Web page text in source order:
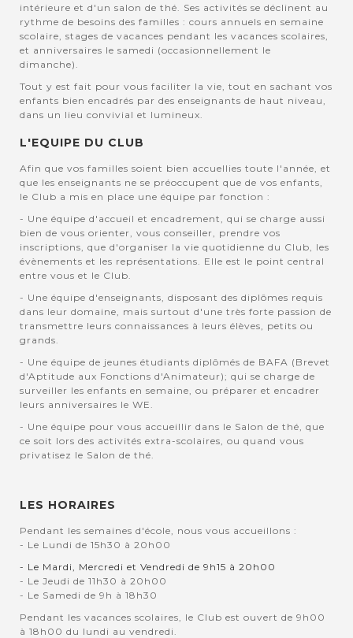
intérieure et d'un salon de thé. Ses activités se déclinent au
rythme de besoins des familles : cours annuels en semaine
scolaire, stages de vacances pendant les vacances scolaires,
et anniversaires le samedi (occasionnellement le
dimanche).
Tout y est fait pour vous faciliter la vie, tout en sachant vos
enfants bien encadrés par des enseignants de haut niveau,
dans un lieu convivial et lumineux.
L'EQUIPE DU CLUB
Afin que vos familles soient bien accuellies toute l'année, et
que les enseignants ne se préoccupent que de vos enfants,
le Club a mis en place une équipe par fonction :
- Une équipe d'accueil et encadrement, qui se charge aussi
bien de vous orienter, vous conseiller, prendre vos
inscriptions, que d'organiser la vie quotidienne du Club, les
évènements et les représentations. Elle est le point central
entre vous et le Club.
- Une équipe d'enseignants, disposant des diplômes requis
dans leur domaine, mais surtout d'une très forte passion de
transmettre leurs connaissances à leurs élèves, petits ou
grands.
- Une équipe de jeunes étudiants diplômés de BAFA (Brevet
d'Aptitude aux Fonctions d'Animateur); qui se charge de
surveiller les enfants en semaine, ou préparer et encadrer
leurs anniversaires le WE.
- Une équipe pour vous accueillir dans le Salon de thé, que
ce soit lors des activités extra-scolaires, ou quand vous
privatisez le Salon de thé.
LES HORAIRES
Pendant les semaines d'école, nous vous accueillons :
- Le Lundi de 15h30 à 20h00
- Le Mardi, Mercredi et Vendredi de 9h15 à 20h00
- Le Jeudi de 11h30 à 20h00
- Le Samedi de 9h à 18h30
Pendant les vacances scolaires, le Club est ouvert de 9h00
à 18h00 du lundi au vendredi.